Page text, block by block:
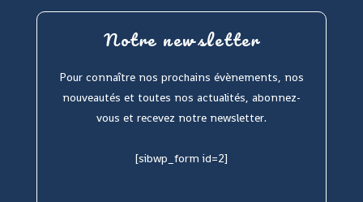
Notre newsletter
Pour connaître nos prochains évènements, nos
nouveautés et toutes nos actualités, abonnez-
vous et recevez notre newsletter.
[sibwp_form id=2]